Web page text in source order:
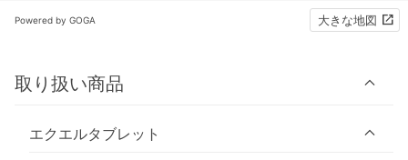
Powered by GOGA 大きな地図
取り扱い商品
エクエルタブレット